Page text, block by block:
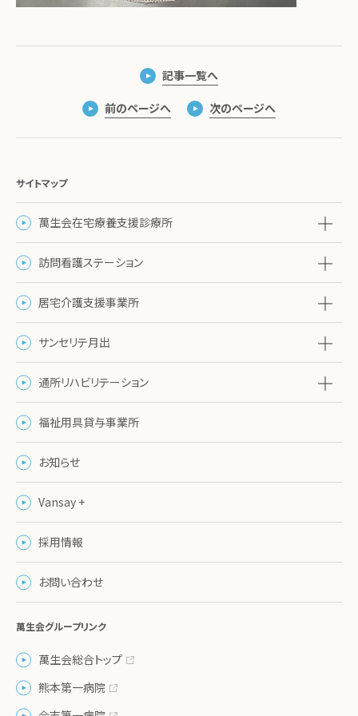
記事一覧へ
前のページへ 次のページへ
サイトマップ
萬生会在宅療養支援診療所
訪問看護ステーション
居宅介護支援事業所
サンセリテ月出
通所リハビリテーション
福祉用具貸与事業所
お知らせ
Vansay +
採用情報
お問い合わせ
萬生会グループリンク
萬生会総合トップ
熊本第一病院